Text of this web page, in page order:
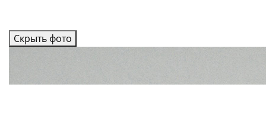
Скрыть фото